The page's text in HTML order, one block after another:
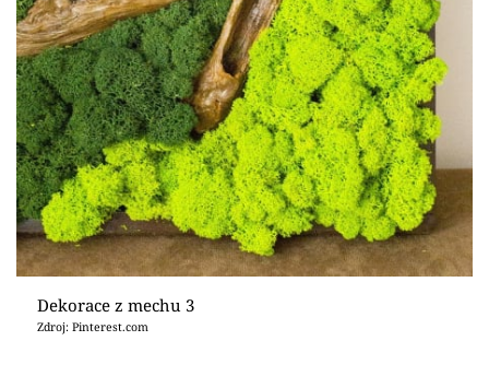
Dekorace z mechu 3
Zdroj: Pinterest.com